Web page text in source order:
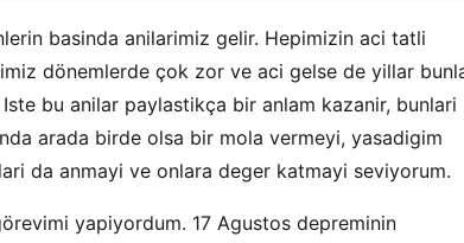
basinda anilarimiz gelir. Hepimizin aci tatli
dönemlerde çok zor ve aci gelse de yillar
bu anilar paylastikça bir anlam kazanir, bunlari
arada birde olsa bir mola vermeyi, yasadigim
da anmayi ve onlara deger katmayi seviyorum.
yapiyordum. 17 Agustos depreminin